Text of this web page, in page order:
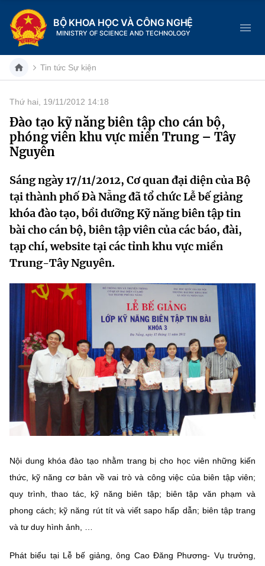
BỘ KHOA HỌC VÀ CÔNG NGHỆ
MINISTRY OF SCIENCE AND TECHNOLOGY
Danh mục
Trang chủ
Chức năng nhiệm vụ
Cơ cấu tổ chức
Lịch sử phát triển
Sở Khoa học và Công nghệ
Tin tức sự kiện
Khoa học và Công nghệ
Đổi mới sáng tạo
Chuyển đổi số
Bưu chính, Viễn thông
Sở hữu trí tuệ
Tiêu chuẩn, đo lường, chất lượng
Năng lượng nguyên tử
Tin tổng hợp
Tin địa phương
Dịch vụ công
Hệ thống văn bản
Văn bản chỉ đạo điều hành
Lấy ý kiến người dân về dự thảo VBQPPL
Khoa học và Công nghệ
Đổi mới sáng tạo
Chuyển đổi số
Bưu chính, Viễn thông
Tiêu chuẩn, đo lường, chất lượng
Năng lượng nguyên tử
Multimedia
THƯ ĐIỆN TỬ
Khác
Infographic
Ảnh
Voice
Nhiệm vụ trọng tâm
Vietnamese English
Tin tức Sự kiện
Thứ hai, 19/11/2012 14:18
Đào tạo kỹ năng biên tập cho cán bộ,
phóng viên khu vực miền Trung – Tây
Nguyên
Sáng ngày 17/11/2012, Cơ quan đại diện của Bộ
tại thành phố Đà Nẵng đã tổ chức Lễ bế giảng
khóa đào tạo, bồi dưỡng Kỹ năng biên tập tin
bài cho cán bộ, biên tập viên của các báo, đài,
tạp chí, website tại các tỉnh khu vực miền
Trung-Tây Nguyên.
Nội dung khóa đào tạo nhằm trang bị cho học viên những kiến
thức, kỹ năng cơ bản về vai trò và công việc của biên tập viên;
quy trình, thao tác, kỹ năng biên tập; biên tập văn phạm và
phong cách; kỹ năng rút tít và viết sapo hấp dẫn; biên tập trang
và tư duy hình ảnh, …
Phát biểu tại Lễ bế giảng, ông Cao Đăng Phương- Vụ trưởng,